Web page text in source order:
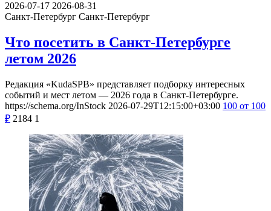
2026-07-17 2026-08-31
Санкт-Петербург Санкт-Петербург
Что посетить в Санкт-Петербурге
летом 2026
Редакция «KudaSPB» представляет подборку интересных
событий и мест летом — 2026 года в Санкт-Петербурге.
https://schema.org/InStock 2026-07-29T12:15:00+03:00 100 от 100
₽ 2184 1